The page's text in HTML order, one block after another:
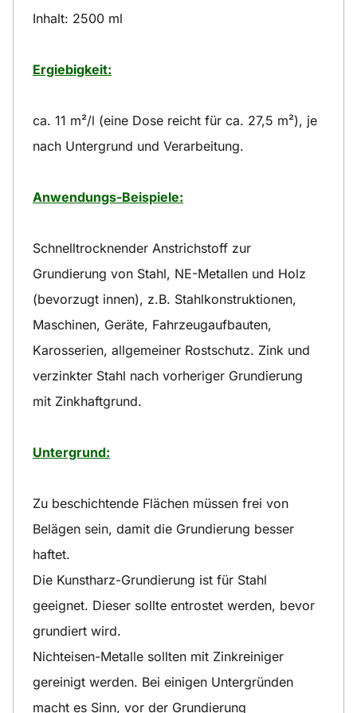
Inhalt: 2500 ml
Ergiebigkeit:
ca. 11 m²/l (eine Dose reicht für ca. 27,5 m²), je
nach Untergrund und Verarbeitung.
Anwendungs-Beispiele:
Schnelltrocknender Anstrichstoff zur
Grundierung von Stahl, NE-Metallen und Holz
(bevorzugt innen), z.B. Stahlkonstruktionen,
Maschinen, Geräte, Fahrzeugaufbauten,
Karosserien, allgemeiner Rostschutz. Zink und
verzinkter Stahl nach vorheriger Grundierung
mit Zinkhaftgrund.
Untergrund:
Zu beschichtende Flächen müssen frei von
Belägen sein, damit die Grundierung besser
haftet.
Die Kunstharz-Grundierung ist für Stahl
geeignet. Dieser sollte entrostet werden, bevor
grundiert wird.
Nichteisen-Metalle sollten mit Zinkreiniger
gereinigt werden. Bei einigen Untergründen
macht es Sinn, vor der Grundierung